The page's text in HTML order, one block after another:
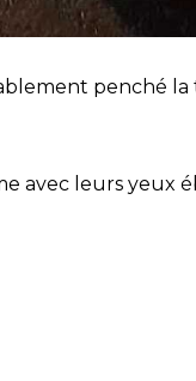
penché
avec leurs yeux